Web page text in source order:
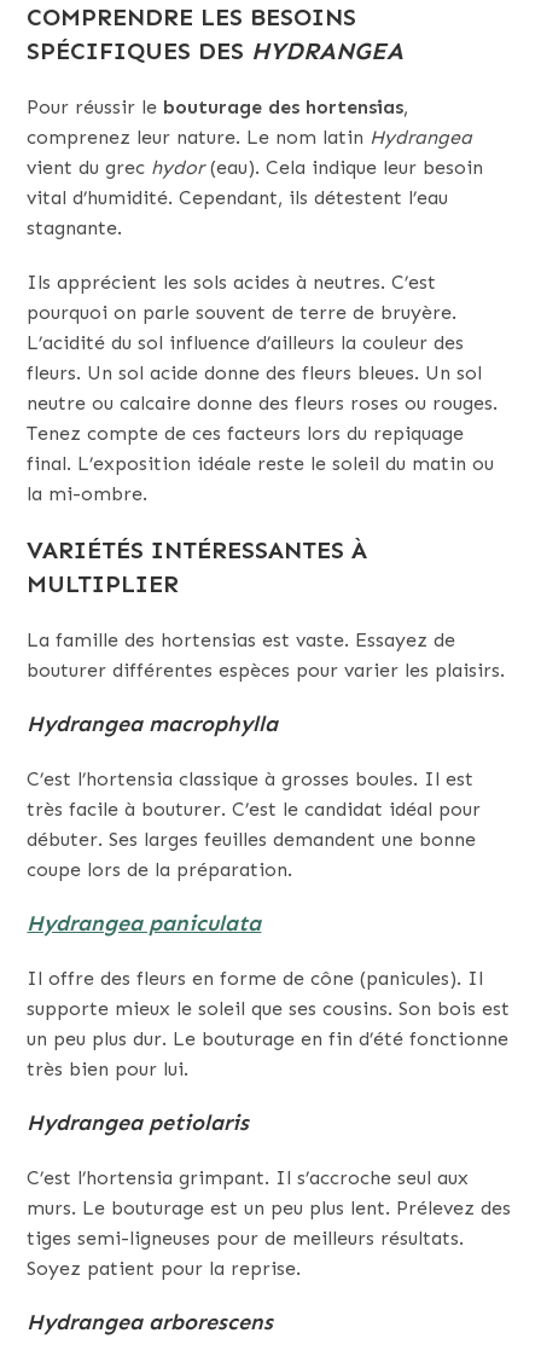
COMPRENDRE LES BESOINS
SPÉCIFIQUES DES HYDRANGEA
Pour réussir le bouturage des hortensias,
comprenez leur nature. Le nom latin Hydrangea
vient du grec hydor(eau). Cela indique leur besoin
vital d’humidité. Cependant, ils détestent l’eau
stagnante.
Ils apprécient les sols acides à neutres. C’est
pourquoi on parle souvent de terre de bruyère.
L’acidité du sol influence d’ailleurs la couleur des
fleurs. Un sol acide donne des fleurs bleues. Un sol
neutre ou calcaire donne des fleurs roses ou rouges.
Tenez compte de ces facteurs lors du repiquage
final. L’exposition idéale reste le soleil du matin ou
la mi-ombre.
VARIÉTÉS INTÉRESSANTES À
MULTIPLIER
La famille des hortensias est vaste. Essayez de
bouturer différentes espèces pour varier les plaisirs.
Hydrangea macrophylla
C’est l’hortensia classique à grosses boules. Il est
très facile à bouturer. C’est le candidat idéal pour
débuter. Ses larges feuilles demandent une bonne
coupe lors de la préparation.
Hydrangea paniculata
Il offre des fleurs en forme de cône (panicules). Il
supporte mieux le soleil que ses cousins. Son bois est
un peu plus dur. Le bouturage en fin d’été fonctionne
très bien pour lui.
Hydrangea petiolaris
C’est l’hortensia grimpant. Il s’accroche seul aux
murs. Le bouturage est un peu plus lent. Prélevez des
tiges semi-ligneuses pour de meilleurs résultats.
Soyez patient pour la reprise.
Hydrangea arborescens